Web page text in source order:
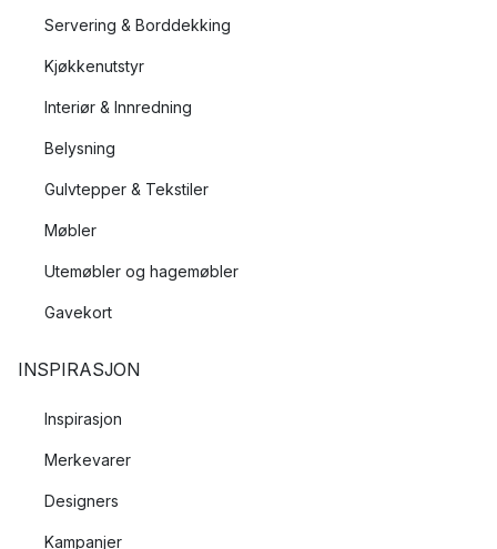
Servering & Borddekking
Kjøkkenutstyr
Interiør & Innredning
Belysning
Gulvtepper & Tekstiler
Møbler
Utemøbler og hagemøbler
Gavekort
INSPIRASJON
Inspirasjon
Merkevarer
Designers
Kampanjer